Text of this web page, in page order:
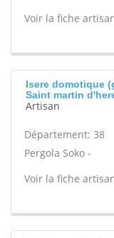
Voir la fiche
Isere domotique
Saint martin
Artisan
Département: 38
Pergola Soko -
Voir la fiche